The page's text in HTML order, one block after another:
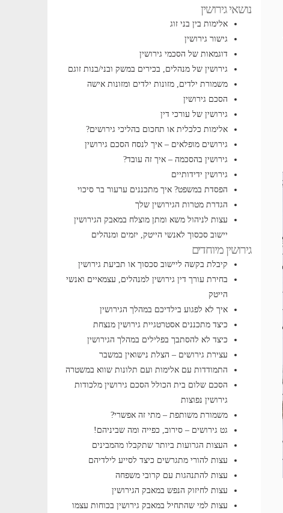
נושאי גירושין
אלימות בין בני זוג
גישור גירושין
דוגמאות של הסכמי גירושין
גירושין של מנהלים, בכירים במשק ובני/בנות זוגם
משמורת ילדים, מזונות ילדים ומזונות אישה
הסכם גירושין
גירושין של עורכי דין
אלימות כלכלית או תחכום בהליכי גירושים?
גירושים מופלאים – איך לנסח הסכם גירושין
גירושין בהסכמה – איך זה עובד?
גירושין ידידותיים
הפסדת במשפט? איך מתכננים ערעור בר סיכוי
הגדרת מטרות הגירושין שלך
עצות לניהול משא ומתן מוצלח במאבק הגירושין
יישוב סכסוך לאנשי הייטק, יזמים ומנהלים
גירושין מיוחדים
קיבלת בקשה ליישוב סכסוך או תביעת גירושין
בחירת עורך דין גירושין למנהלים, עצמאיים ואנשי
הייטק
איך לא לפגוע בילדיכם במהלך הגירושין
כיצד מתכננים אסטרטגיית גירושין מנצחת
כיצד לא להסתבך בפלילים במהלך הגירושין
עצירת גירושים – הצלת נישואין במשבר
התמודדות עם אלימות ועם תלונות שווא במשטרה
הסכם שלום בית הכולל הסכם גירושין מלכודות
גירושין נפוצות
משמורת משותפת – מתי זה אפשרי?
גט גירושים – סירוב, כפייה ומה שביניהם!
העצות הגרועות ביותר שתקבלו מהמבינים
עצות להורי מתגרשים כיצד לסייע לילדיהם
עצות להתנהגות עם קרובי משפחה
עצות לחיזוק הנפש במאבק הגירושין
עצות למי שהתחיל במאבק גירושין בכוחות עצמו